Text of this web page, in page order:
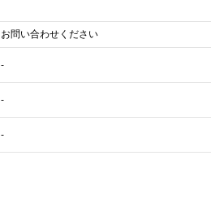
お問い合わせください
-
-
-